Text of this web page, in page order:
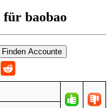
für baobao